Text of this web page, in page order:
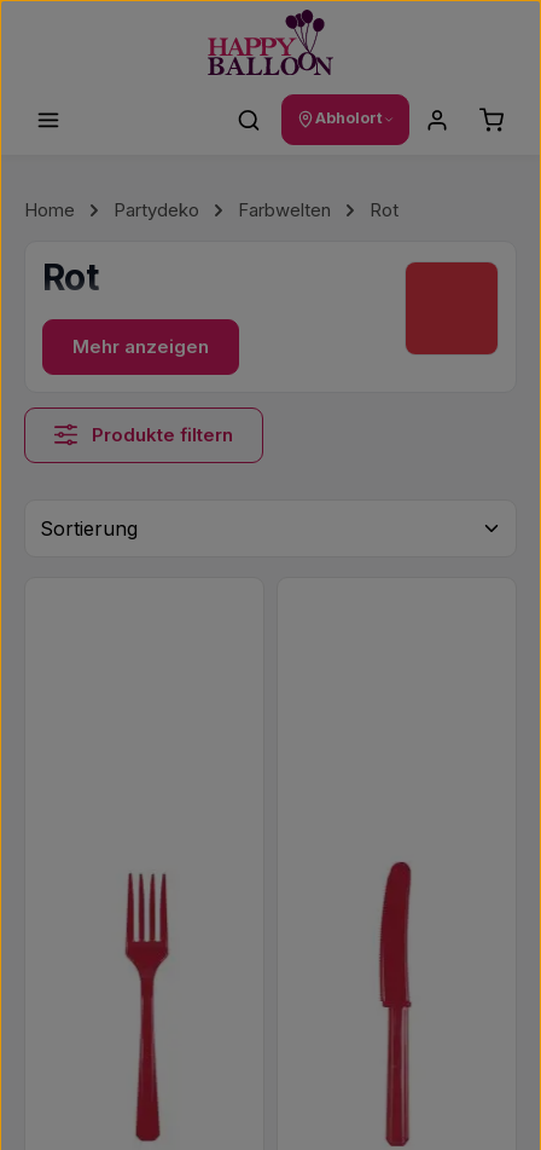
Abholort
Home Partydeko Farbwelten Rot
Rot
Mehr anzeigen
Produkte filtern